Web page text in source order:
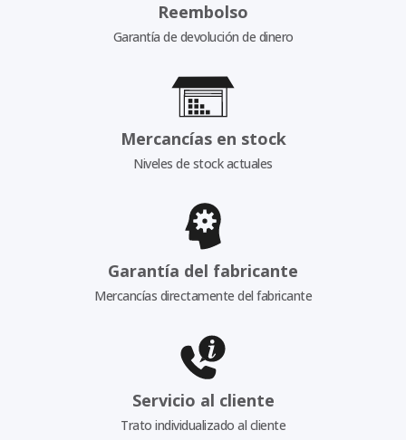
Reembolso
Garantía de devolución de dinero
Mercancías en stock
Niveles de stock actuales
Garantía del fabricante
Mercancías directamente del fabricante
Servicio al cliente
Trato individualizado al cliente